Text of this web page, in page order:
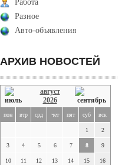
Работа
Разное
Авто-объявления
АРХИВ НОВОСТЕЙ
август
2026
пон втр срд чет пят суб вск
1 2
3 4 5 6 7 8 9
10 11 12 13 14 15 16